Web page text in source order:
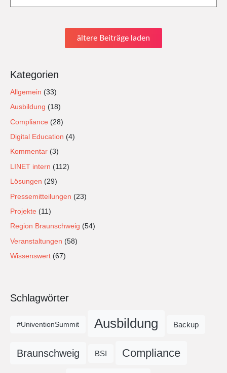
ältere Beiträge laden
Kategorien
Allgemein (33)
Ausbildung (18)
Compliance (28)
Digital Education (4)
Kommentar (3)
LINET intern (112)
Lösungen (29)
Pressemitteilungen (23)
Projekte (11)
Region Braunschweig (54)
Veranstaltungen (58)
Wissenswert (67)
Schlagwörter
#UniventionSummit Ausbildung Backup
Braunschweig BSI Compliance